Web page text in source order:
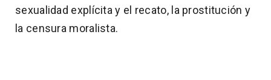
sexualidad explícita y el recato, la prostitución y
la censura moralista.